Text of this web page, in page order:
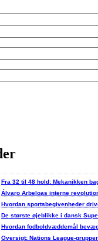
Fra 32 til 48 hold: Mekanikken
Álvaro Arbeloas interne
Hvordan sportsbegivenheder
De største øjeblikke i dansk
Hvordan fodboldvæddemål
Oversigt: Nations League-